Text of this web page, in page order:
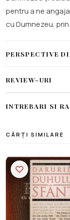
pentru a ne
cu Dumnezeu,
PERSPECTIVE
REVIEW-URI
INTREBARI SI
CĂRȚI SIMILARE